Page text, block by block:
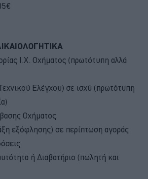
Ι.Χ. Οχήματος (πρωτότυπη αλλά
Ελέγχου) σε ισχύ (πρωτότυπη
Οχήματος
εξόφλησης) σε περίπτωση αγοράς
ή Διαβατήριο (πωλητή και